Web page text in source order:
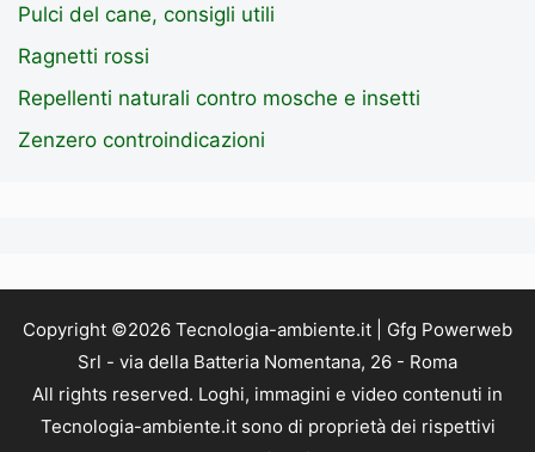
Pulci del cane, consigli utili
Ragnetti rossi
Repellenti naturali contro mosche e insetti
Zenzero controindicazioni
Copyright ©2026 Tecnologia-ambiente.it | Gfg Powerweb
Srl - via della Batteria Nomentana, 26 - Roma
All rights reserved. Loghi, immagini e video contenuti in
Tecnologia-ambiente.it sono di proprietà dei rispettivi